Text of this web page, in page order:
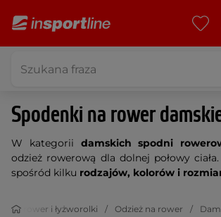
Spodenki na rower
W kategorii damskich spodni
odzież rowerową dla dolnej połowy
spośród kilku rodzajów, kolorów i
na rower i łyżworolki Odzież na rower